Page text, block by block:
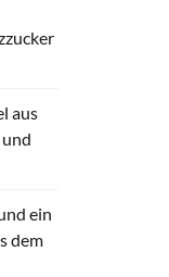
aus
ein
dem